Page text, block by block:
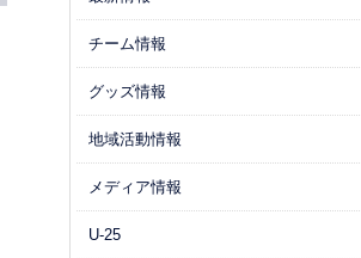
チーム情報
グッズ情報
地域活動情報
メディア情報
U-25